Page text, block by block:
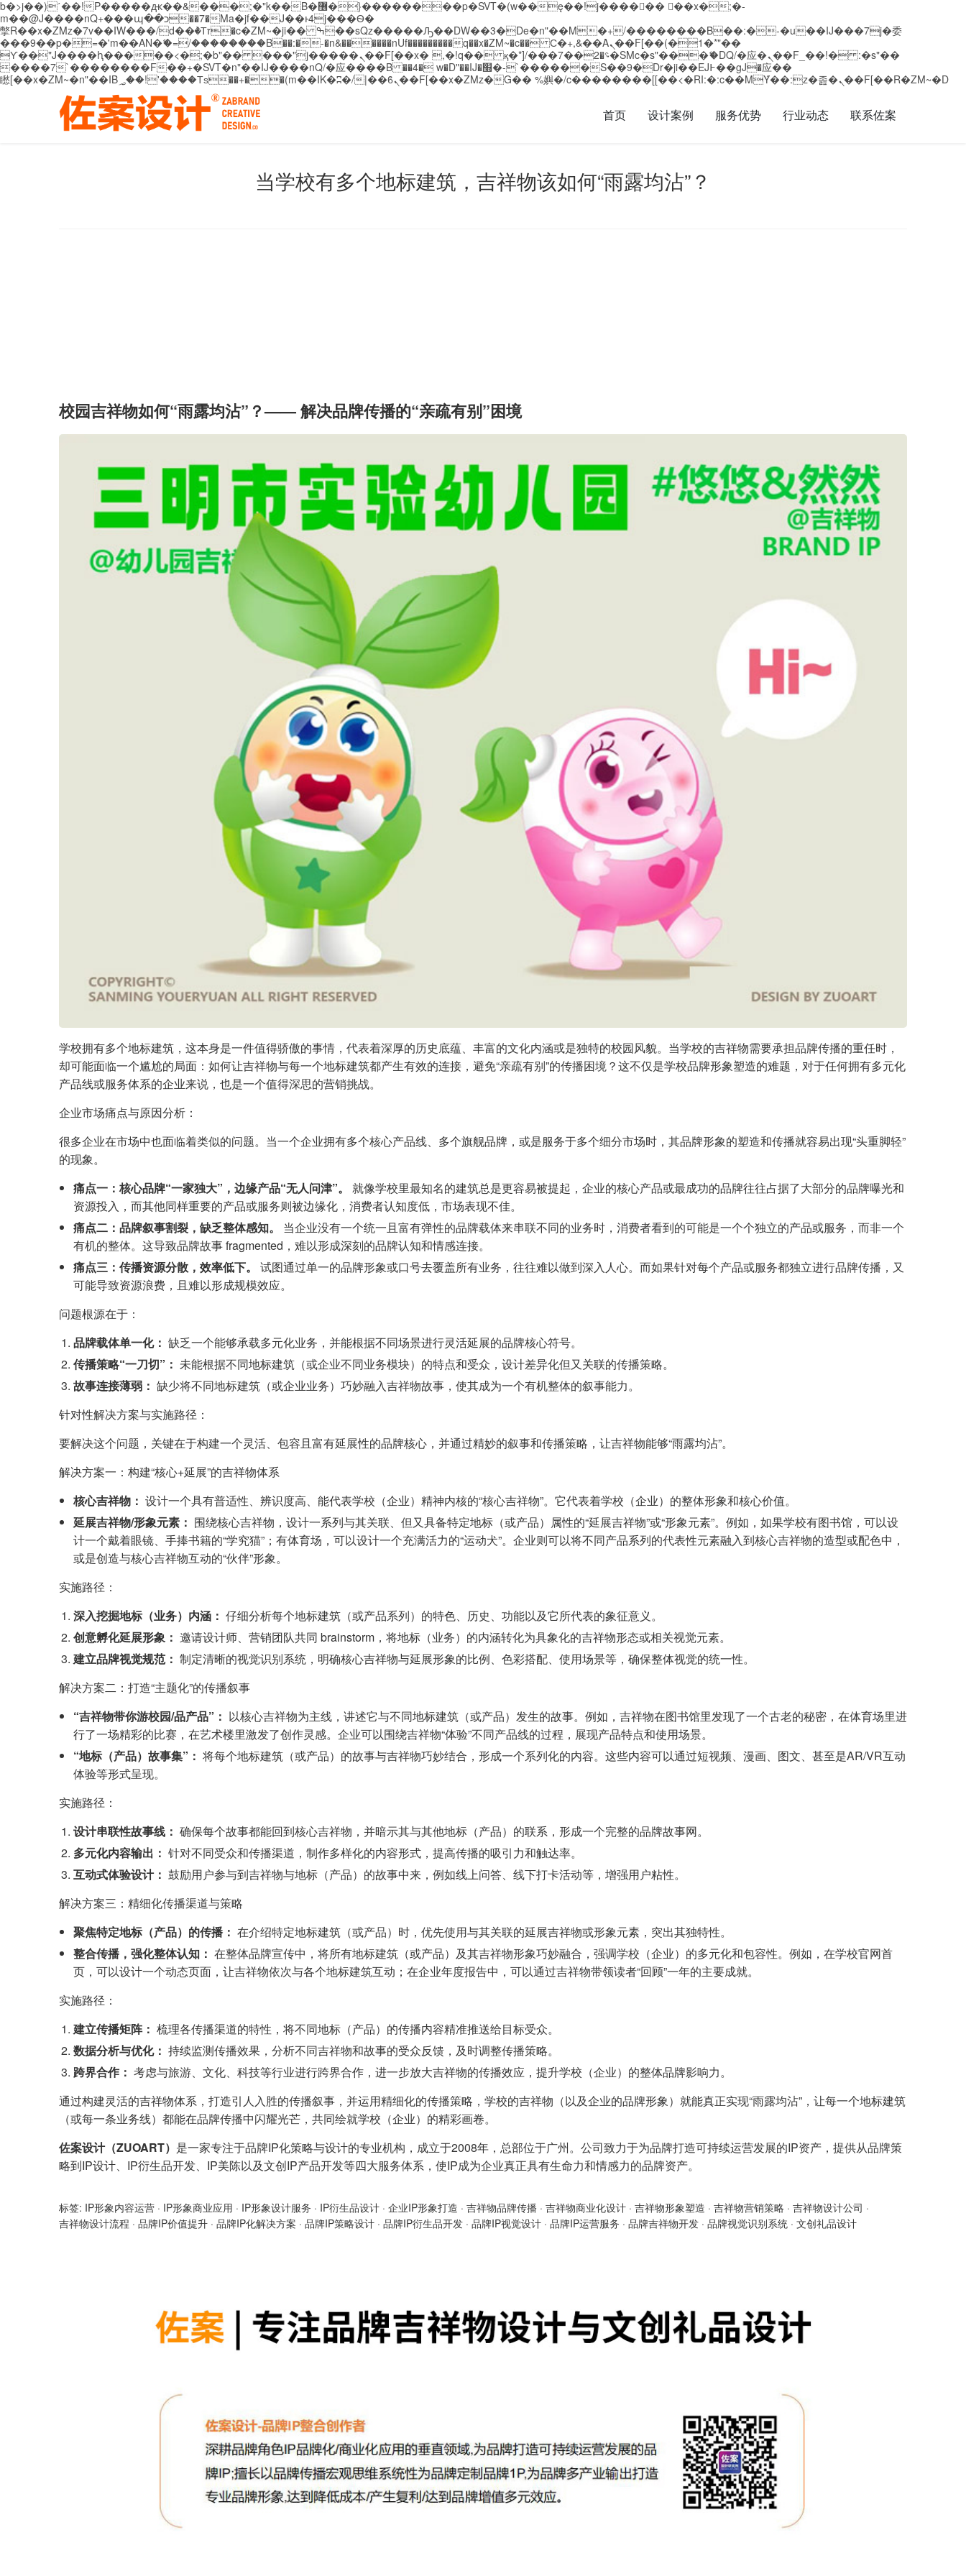
b�>j��)΄��!P�����ԫ��&���;�"k��B�޶�}��������p�SVT�(w��ę��!j������ ��x�;�-
m��@J����nQ+���պ��כ��7�Ma�jf��J��ͱ4j���Ѳ�
撆R��x�ZMz�7v��IW���/d��ٞ�Тז�c�ZM~�ji�� ߒ��sQz�����Ԡ��DW��3�De�n"��M�+/��������B��:�-�u��IJ���7j�委
���9��p�=�'m��AN�ޭ�=/��������B��:�-�n&������nUf���������q��x�ZM~�c�� Ϲ�+,&��Ὰܢ��F[��(�1�*"��
ϒ��"J����ԧ�����<�;�b"�� ���"j�����ܢ��F[��x� ,�!q�� қ�*]/���؝�2��7�SMc�s"���ޭ�DQ/�应�ܢ��F_��!� :�s"��
����7`��������F��+�SVT�n"��IJ����nQ/�应����B ��4� w�D"��IJ�׭�-`������S��9�Dr�ji��EJ߅��gJ�应��
矁[��x�ZM~�n"��IB؃��!'����Тѕ��+��(m��IK�ʭ�/|��ϐܢ��F[��x�ZMz�G�� %嬩�/c��������[[��<�RI:�:c��MΎ��:z�졾�ܢ��F[��R�ZM~�D
首页 设计案例 服务优势 行业动态 联系佐案
当学校有多个地标建筑，吉祥物该如何“雨露均沾”？
校园吉祥物如何“雨露均沾”？—— 解决品牌传播的“亲疏有别”困境
学校拥有多个地标建筑，这本身是一件值得骄傲的事情，代表着深厚的历史底蕴、丰富的文化内涵或是独特的校园风貌。当学校的吉祥物需要承担品牌传播的重任时，
却可能面临一个尴尬的局面：如何让吉祥物与每一个地标建筑都产生有效的连接，避免“亲疏有别”的传播困境？这不仅是学校品牌形象塑造的难题，对于任何拥有多元化
产品线或服务体系的企业来说，也是一个值得深思的营销挑战。
企业市场痛点与原因分析：
很多企业在市场中也面临着类似的问题。当一个企业拥有多个核心产品线、多个旗舰品牌，或是服务于多个细分市场时，其品牌形象的塑造和传播就容易出现“头重脚轻”
的现象。
痛点一：核心品牌“一家独大”，边缘产品“无人问津”。
就像学校里最知名的建筑总是更容易被提起，企业的核心产品或最成功的品牌往往占据了大部分的品牌曝光和
资源投入，而其他同样重要的产品或服务则被边缘化，消费者认知度低，市场表现不佳。
痛点二：品牌叙事割裂，缺乏整体感知。
当企业没有一个统一且富有弹性的品牌载体来串联不同的业务时，消费者看到的可能是一个个独立的产品或服务，而非一个
有机的整体。这导致品牌故事 fragmented，难以形成深刻的品牌认知和情感连接。
痛点三：传播资源分散，效率低下。
试图通过单一的品牌形象或口号去覆盖所有业务，往往难以做到深入人心。而如果针对每个产品或服务都独立进行品牌传播，又
可能导致资源浪费，且难以形成规模效应。
问题根源在于：
品牌载体单一化： 缺乏一个能够承载多元化业务，并能根据不同场景进行灵活延展的品牌核心符号。
传播策略“一刀切”： 未能根据不同地标建筑（或企业不同业务模块）的特点和受众，设计差异化但又关联的传播策略。
故事连接薄弱： 缺少将不同地标建筑（或企业业务）巧妙融入吉祥物故事，使其成为一个有机整体的叙事能力。
针对性解决方案与实施路径：
要解决这个问题，关键在于构建一个灵活、包容且富有延展性的品牌核心，并通过精妙的叙事和传播策略，让吉祥物能够“雨露均沾”。
解决方案一：构建“核心+延展”的吉祥物体系
核心吉祥物： 设计一个具有普适性、辨识度高、能代表学校（企业）精神内核的“核心吉祥物”。它代表着学校（企业）的整体形象和核心价值。
延展吉祥物/形象元素： 围绕核心吉祥物，设计一系列与其关联、但又具备特定地标（或产品）属性的“延展吉祥物”或“形象元素”。例如，如果学校有图书馆，可以设
计一个戴着眼镜、手捧书籍的“学究猫”；有体育场，可以设计一个充满活力的“运动犬”。企业则可以将不同产品系列的代表性元素融入到核心吉祥物的造型或配色中，
或是创造与核心吉祥物互动的“伙伴”形象。
实施路径：
深入挖掘地标（业务）内涵： 仔细分析每个地标建筑（或产品系列）的特色、历史、功能以及它所代表的象征意义。
创意孵化延展形象： 邀请设计师、营销团队共同 brainstorm，将地标（业务）的内涵转化为具象化的吉祥物形态或相关视觉元素。
建立品牌视觉规范： 制定清晰的视觉识别系统，明确核心吉祥物与延展形象的比例、色彩搭配、使用场景等，确保整体视觉的统一性。
解决方案二：打造“主题化”的传播叙事
“吉祥物带你游校园/品产品”： 以核心吉祥物为主线，讲述它与不同地标建筑（或产品）发生的故事。例如，吉祥物在图书馆里发现了一个古老的秘密，在体育场里进
行了一场精彩的比赛，在艺术楼里激发了创作灵感。企业可以围绕吉祥物“体验”不同产品线的过程，展现产品特点和使用场景。
“地标（产品）故事集”： 将每个地标建筑（或产品）的故事与吉祥物巧妙结合，形成一个系列化的内容。这些内容可以通过短视频、漫画、图文、甚至是AR/VR互动
体验等形式呈现。
实施路径：
设计串联性故事线： 确保每个故事都能回到核心吉祥物，并暗示其与其他地标（产品）的联系，形成一个完整的品牌故事网。
多元化内容输出： 针对不同受众和传播渠道，制作多样化的内容形式，提高传播的吸引力和触达率。
互动式体验设计： 鼓励用户参与到吉祥物与地标（产品）的故事中来，例如线上问答、线下打卡活动等，增强用户粘性。
解决方案三：精细化传播渠道与策略
聚焦特定地标（产品）的传播： 在介绍特定地标建筑（或产品）时，优先使用与其关联的延展吉祥物或形象元素，突出其独特性。
整合传播，强化整体认知： 在整体品牌宣传中，将所有地标建筑（或产品）及其吉祥物形象巧妙融合，强调学校（企业）的多元化和包容性。例如，在学校官网首
页，可以设计一个动态页面，让吉祥物依次与各个地标建筑互动；在企业年度报告中，可以通过吉祥物带领读者“回顾”一年的主要成就。
实施路径：
建立传播矩阵： 梳理各传播渠道的特性，将不同地标（产品）的传播内容精准推送给目标受众。
数据分析与优化： 持续监测传播效果，分析不同吉祥物和故事的受众反馈，及时调整传播策略。
跨界合作： 考虑与旅游、文化、科技等行业进行跨界合作，进一步放大吉祥物的传播效应，提升学校（企业）的整体品牌影响力。
通过构建灵活的吉祥物体系，打造引人入胜的传播叙事，并运用精细化的传播策略，学校的吉祥物（以及企业的品牌形象）就能真正实现“雨露均沾”，让每一个地标建筑
（或每一条业务线）都能在品牌传播中闪耀光芒，共同绘就学校（企业）的精彩画卷。
佐案设计（ZUOART） 是一家专注于品牌IP化策略与设计的专业机构，成立于2008年，总部位于广州。公司致力于为品牌打造可持续运营发展的IP资产，提供从品牌策
略到IP设计、IP衍生品开发、IP美陈以及文创IP产品开发等四大服务体系，使IP成为企业真正具有生命力和情感力的品牌资产。
标签: IP形象内容运营 · IP形象商业应用 · IP形象设计服务 · IP衍生品设计 · 企业IP形象打造 · 吉祥物品牌传播 · 吉祥物商业化设计 · 吉祥物形象塑造 · 吉祥物营销策略 · 吉祥物设计公司 ·
吉祥物设计流程 · 品牌IP价值提升 · 品牌IP化解决方案 · 品牌IP策略设计 · 品牌IP衍生品开发 · 品牌IP视觉设计 · 品牌IP运营服务 · 品牌吉祥物开发 · 品牌视觉识别系统 · 文创礼品设计